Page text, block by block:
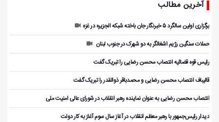
آخرین مطالب
برگزاری اولین سالگرد ۵ خبرنگار جان باخته شبکه الجزیره در غزه
حملات سنگین رژیم اشغالگر به دو شهرک در جنوب لبنان
رئیس قوه قضائیه انتصاب محسن رضایی را تبریک گفت
قالیباف انتصاب محسن رضایی و محمدباقر ذوالقدر را تبریک گفت
انتصاب محسن رضایی به عنوان نماینده رهبر انقلاب در شورای عالی امنیت ملی
دیدار رئیس‌جمهور با رهبر معظم انقلاب در آغاز سال سوم آغاز به کار دولت